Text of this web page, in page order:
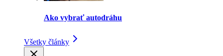
Ako vybrať autodráhu
Všetky články